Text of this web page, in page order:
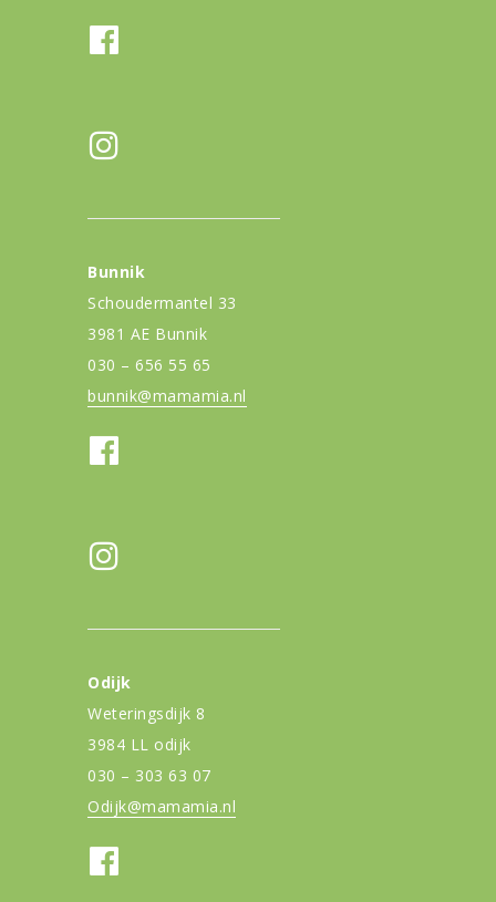
Bunnik
Schoudermantel 33
3981 AE Bunnik
030 – 656 55 65
bunnik@mamamia.nl
Odijk
Weteringsdijk 8
3984 LL odijk
030 – 303 63 07
Odijk@mamamia.nl